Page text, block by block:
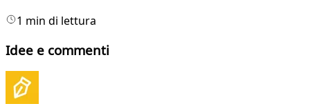
1 min di lettura
Idee e commenti